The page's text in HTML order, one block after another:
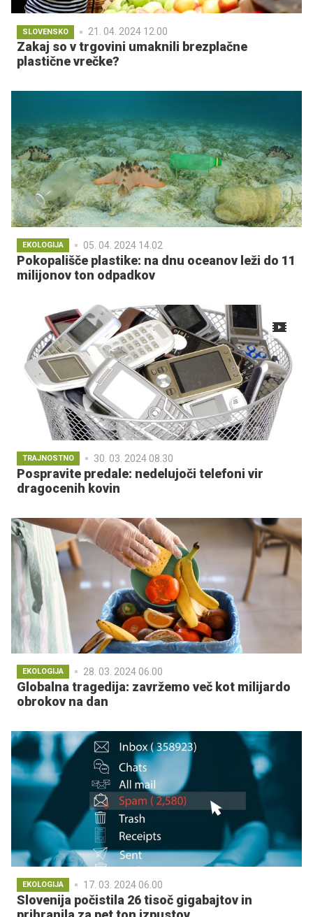
SLOVENSKO 21. 04. 2024 12.00
Zakaj so v trgovini umaknili brezplačne
plastične vrečke?
EKOLOGIJA 05. 04. 2024 14.02
Pokopališče plastike: na dnu oceanov leži do 11
milijonov ton odpadkov
TRAJNOSTNO 30. 03. 2024 08.30
Pospravite predale: nedelujoči telefoni vir
dragocenih kovin
EKOLOGIJA 28. 03. 2024 06.00
Globalna tragedija: zavržemo več kot milijardo
obrokov na dan
EKOLOGIJA 17. 03. 2024 06.00
Slovenija počistila 26 tisoč gigabajtov in